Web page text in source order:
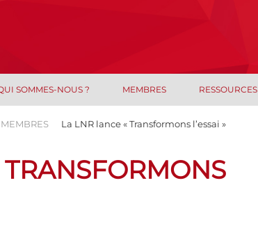
SOMMES-NOUS ? MEMBRES RESSOURCES
La LNR lance « Transformons l’essai »